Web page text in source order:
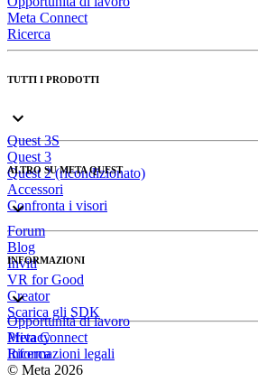
Meta Connect
Ricerca
TUTTI I PRODOTTI
Quest 3S
Quest 3
Quest 2 (ricondizionato)
Accessori
Confronta i visori
ALTRO SU META QUEST
Forum
Blog
Inviti
VR for Good
Creator
Scarica gli SDK
INFORMAZIONI
Opportunità di lavoro
Meta Connect
Ricerca
Privacy
Informazioni legali
© Meta 2026